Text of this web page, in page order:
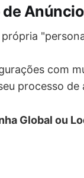
com
processo de
Global ou